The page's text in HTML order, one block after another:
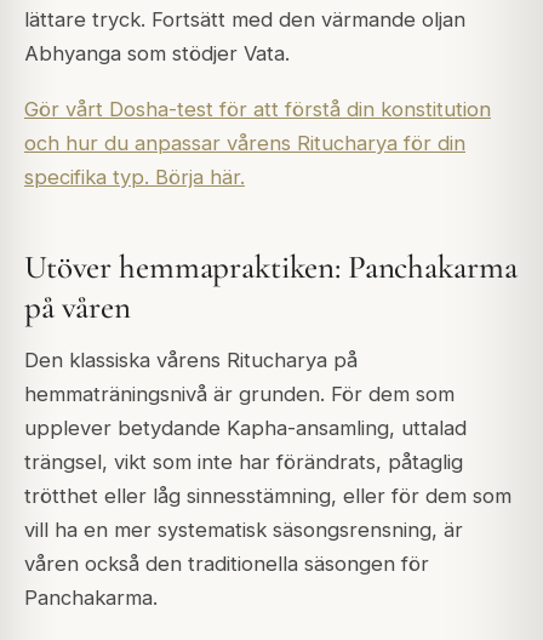
lättare tryck. Fortsätt med den värmande oljan
Abhyanga som stödjer Vata.
Gör vårt Dosha-test för att förstå din konstitution
och hur du anpassar vårens Ritucharya för din
specifika typ. Börja här.
Utöver hemmapraktiken: Panchakarma
på våren
Den klassiska vårens Ritucharya på
hemmaträningsnivå är grunden. För dem som
upplever betydande Kapha-ansamling, uttalad
trängsel, vikt som inte har förändrats, påtaglig
trötthet eller låg sinnesstämning, eller för dem som
vill ha en mer systematisk säsongsrensning, är
våren också den traditionella säsongen för
Panchakarma.